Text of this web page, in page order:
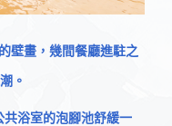
壁畫，幾間餐廳進駐之
。
浴室的泡腳池舒緩一